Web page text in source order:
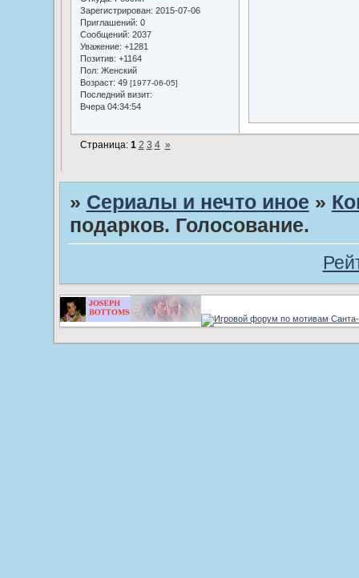
Зарегистрирован: 2015-07-06
Приглашений: 0
Сообщений: 2037
Уважение: +1281
Позитив: +1164
Пол: Женский
Возраст: 49 [1977-06-05]
Последний визит:
Вчера 04:34:54
Страница: 1 2 3 4 »
» Сериалы и нечто иное »
подарков. Голосование.